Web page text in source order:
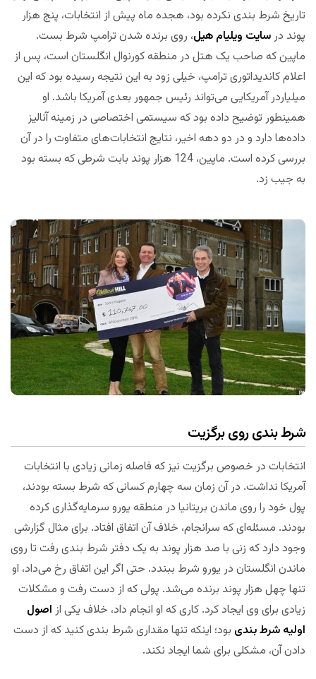
تاریخ شرط بندی نکرده بود، هجده ماه پیش از انتخابات، پنج هزار
پوند درسایت ویلیام هیل، روی برنده شدن ترامپ شرط بست.
ماپین که صاحب یک هتل در منطقه کورنوال انگلستان است، پس از
اعلام کاندیداتوری ترامپ، خیلی زود به این نتیجه رسیده بود که این
میلیاردر آمریکایی می‌تواند رئیس جمهور بعدی آمریکا باشد. او
همینطور توضیح داده بود که سیستمی اختصاصی در زمینه آنالیز
داده‌ها دارد و در دو دهه اخیر، نتایج انتخابات‌های متفاوت را در آن
بررسی کرده است. ماپین، 124 هزار پوند بابت شرطی که بسته بود
به جیب زد.
شرط بندی روی برگزیت
انتخابات در خصوص برگزیت نیز که فاصله زمانی زیادی با انتخابات
آمریکا نداشت. در آن زمان سه چهارم کسانی که شرط بسته بودند،
پول خود را روی ماندن بریتانیا در منطقه یورو سرمایه‌گذاری کرده
بودند. مسئله‌ای که سرانجام، خلاف آن اتفاق افتاد. برای مثال گزارشی
وجود دارد که زنی با صد هزار پوند به یک دفتر شرط بندی رفت تا روی
ماندن انگلستان در یورو شرط ببندد. حتی اگر این اتفاق رخ می‌داد، او
تنها چهل هزار پوند برنده می‌شد. پولی که از دست رفت و مشکلات
زیادی برای وی ایجاد کرد. کاری که او انجام داد، خلاف یکی از اصول
اولیه شرط بندی بود؛ اینکه تنها مقداری شرط بندی کنید که از دست
دادن آن، مشکلی برای شما ایجاد نکند.